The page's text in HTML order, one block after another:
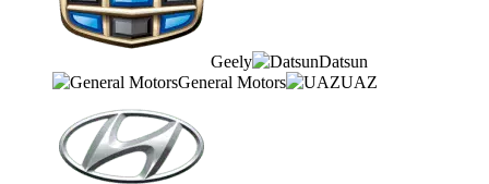
Geely
Datsun
General Motors
UAZ